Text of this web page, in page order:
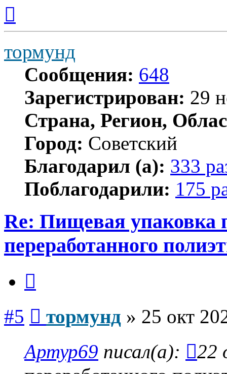
началу
тормунд
Сообщения: 648
Зарегистрирован: 29
Страна, Регион,
Город: Советский
Благодарил (а): 333
Поблагодарили: 175
Re: Пищевая упаковка
переработанного
#5 тормунд » 25 окт
Артур69 писал(а):
22